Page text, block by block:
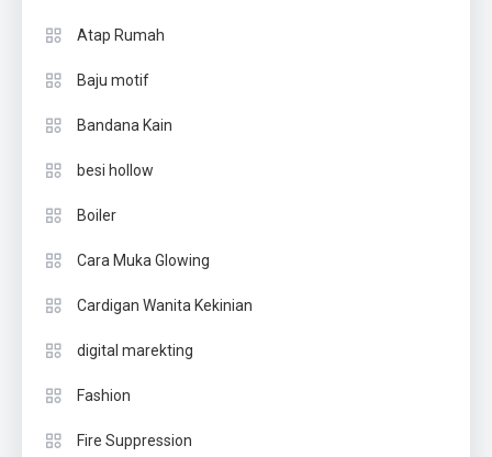
Atap Rumah
Baju motif
Bandana Kain
besi hollow
Boiler
Cara Muka Glowing
Cardigan Wanita Kekinian
digital marekting
Fashion
Fire Suppression